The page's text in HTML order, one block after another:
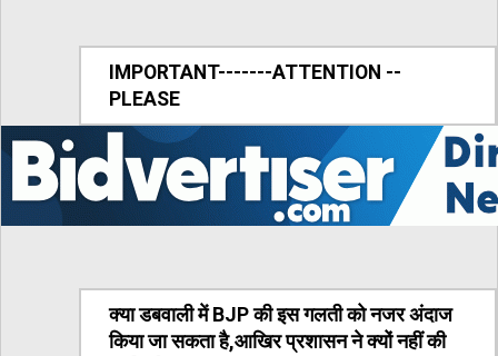
IMPORTANT-------ATTENTION --
PLEASE
क्या डबवाली में BJP की इस गलती को नजर अंदाज
किया जा सकता है,आखिर प्रशासन ने क्यों नहीं की